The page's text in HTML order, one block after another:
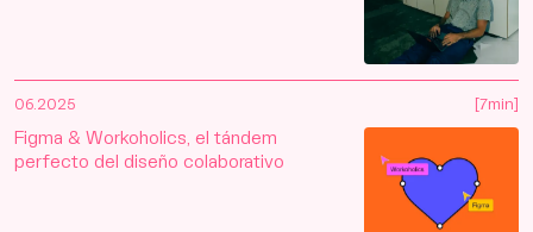
06.2025
Figma & Workoholics, el tándem
perfecto del diseño colaborativo
[7min]